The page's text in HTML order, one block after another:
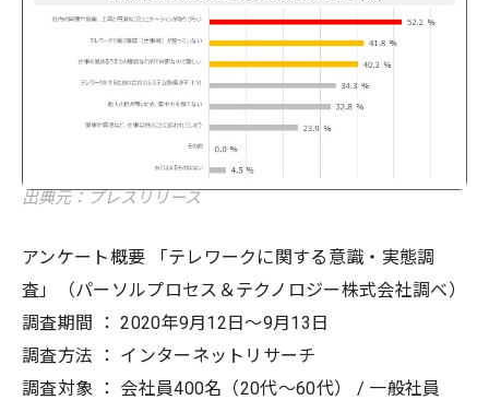
出典元：プレスリリース
アンケート概要 「テレワークに関する意識・実態調
査」（パーソルプロセス＆テクノロジー株式会社調べ）
調査期間 ： 2020年9月12日～9月13日
調査方法 ： インターネットリサーチ
調査対象 ： 会社員400名（20代～60代） / 一般社員